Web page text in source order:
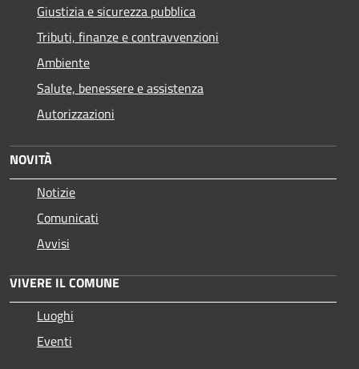
Giustizia e sicurezza pubblica
Tributi, finanze e contravvenzioni
Ambiente
Salute, benessere e assistenza
Autorizzazioni
NOVITÀ
Notizie
Comunicati
Avvisi
VIVERE IL COMUNE
Luoghi
Eventi